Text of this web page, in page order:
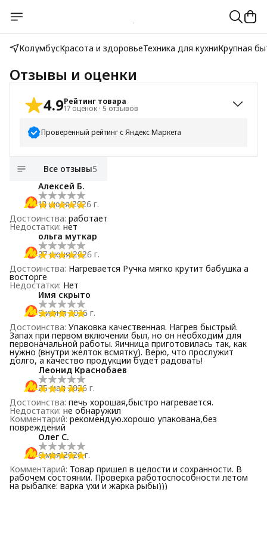
КолумбусКрасота и здоровьеТехника для кухниКрупная
Отзывы и оценки
4.9Рейтинг товара
17 оценок · 5 отзывов
Проверенный рейтинг с Яндекс Маркета
5 звёзд
16
4
звезды
звезды
2 звезды
1 звезда
Все отзывы5
Алексей Б.
18 июля 2026 г.
Достоинства: работает
Недостатки: нет
ольга муткар
27 июня 2026 г.
Достоинства: Нагревается Ручка мягко крутит бабушка а
восторге
Недостатки: Нет
Имя скрыто
9 июня 2026 г.
Достоинства: Упаковка качественная. Нагрев быстрый.
Запах при первом включении был, но он необходим для
первоначальной работы. Яичница приготовилась так, как
нужно (внутри желток всмятку). Верю, что прослужит
долго, а качество продукции будет радовать!
Леонид Краснобаев
25 мая 2026 г.
Достоинства: печь хорошая,быстро нагревается.
Недостатки: не обнаружил
Комментарий: рекомендую.хорошо упакована,без
повреждений
Олег С.
6 мая 2026 г.
Комментарий: Товар пришел в целости и сохранности. В
рабочем состоянии. Проверка работоспособности летом
на рыбалке: варка ухи и жарка рыбы)))